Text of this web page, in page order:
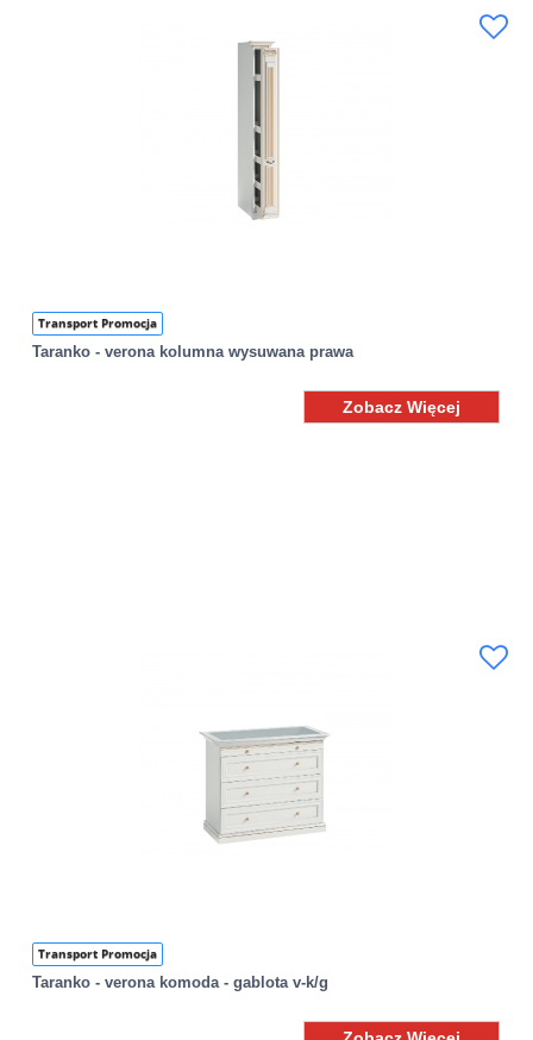
Transport Promocja
Taranko - verona kolumna wysuwana prawa
Zobacz Więcej
Transport Promocja
Taranko - verona komoda - gablota v-k/g